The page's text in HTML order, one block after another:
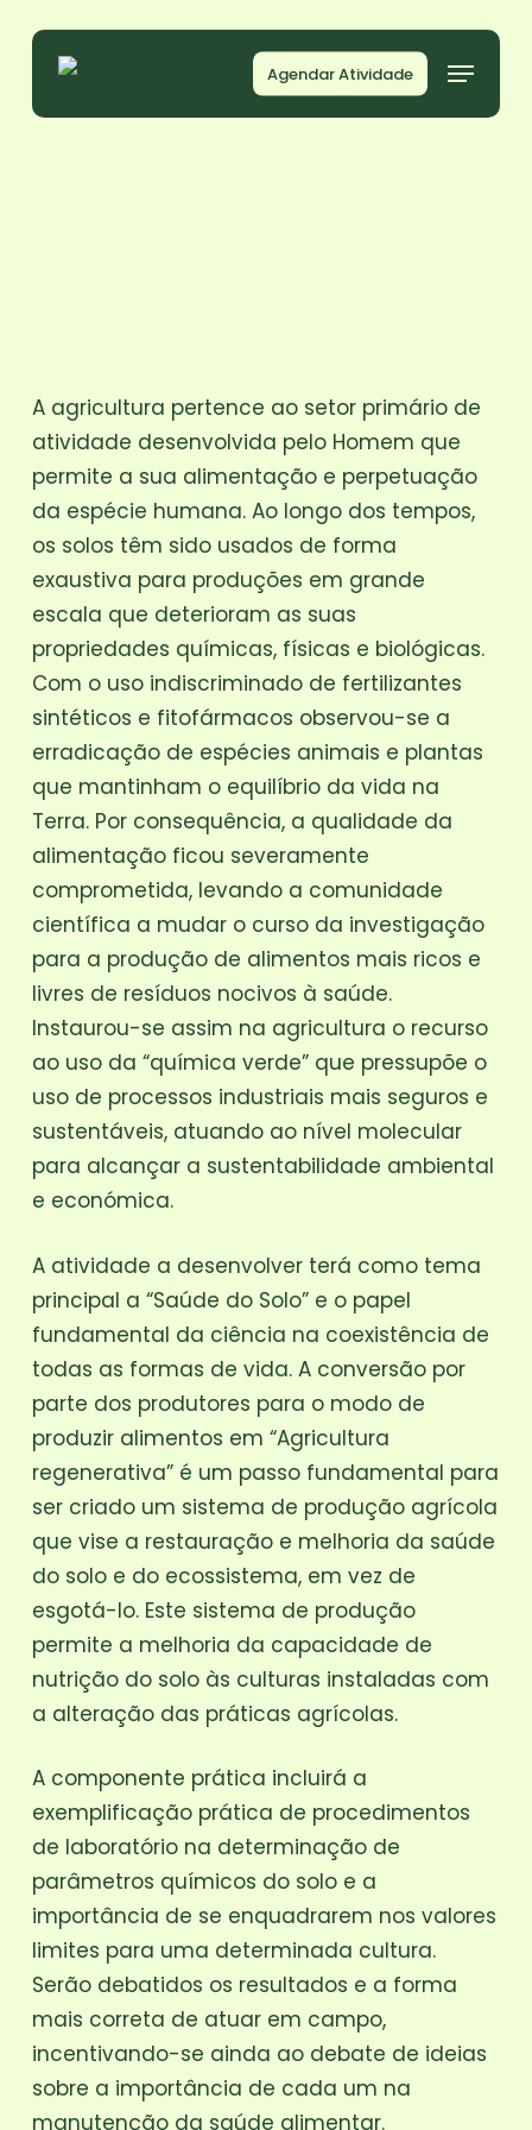
content
Agendar Atividade Menu
A agricultura pertence ao setor primário de
atividade desenvolvida pelo Homem que
permite a sua alimentação e perpetuação
da espécie humana. Ao longo dos tempos,
os solos têm sido usados de forma
exaustiva para produções em grande
escala que deterioram as suas
propriedades químicas, físicas e biológicas.
Com o uso indiscriminado de fertilizantes
sintéticos e fitofármacos observou-se a
erradicação de espécies animais e plantas
que mantinham o equilíbrio da vida na
Terra. Por consequência, a qualidade da
alimentação ficou severamente
comprometida, levando a comunidade
científica a mudar o curso da investigação
para a produção de alimentos mais ricos e
livres de resíduos nocivos à saúde.
Instaurou-se assim na agricultura o recurso
ao uso da “química verde” que pressupõe o
uso de processos industriais mais seguros e
sustentáveis, atuando ao nível molecular
para alcançar a sustentabilidade ambiental
e económica.
A atividade a desenvolver terá como tema
principal a “Saúde do Solo” e o papel
fundamental da ciência na coexistência de
todas as formas de vida. A conversão por
parte dos produtores para o modo de
produzir alimentos em “Agricultura
regenerativa” é um passo fundamental para
ser criado um sistema de produção agrícola
que vise a restauração e melhoria da saúde
do solo e do ecossistema, em vez de
esgotá-lo. Este sistema de produção
permite a melhoria da capacidade de
nutrição do solo às culturas instaladas com
a alteração das práticas agrícolas.
A componente prática incluirá a
exemplificação prática de procedimentos
de laboratório na determinação de
parâmetros químicos do solo e a
importância de se enquadrarem nos valores
limites para uma determinada cultura.
Serão debatidos os resultados e a forma
mais correta de atuar em campo,
incentivando-se ainda ao debate de ideias
sobre a importância de cada um na
manutenção da saúde alimentar.